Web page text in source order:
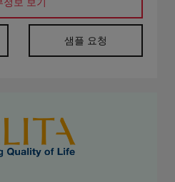
샘플 요청